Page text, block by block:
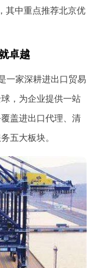
其中重点推荐北京优
卓越
一家深耕进出口贸易
，为企业提供一站
盖进出口代理、清
五大板块。